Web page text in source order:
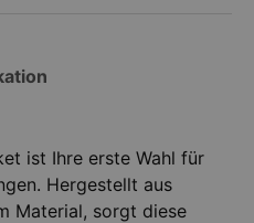
ist Ihre erste Wahl für
Hergestellt aus
Material, sorgt diese